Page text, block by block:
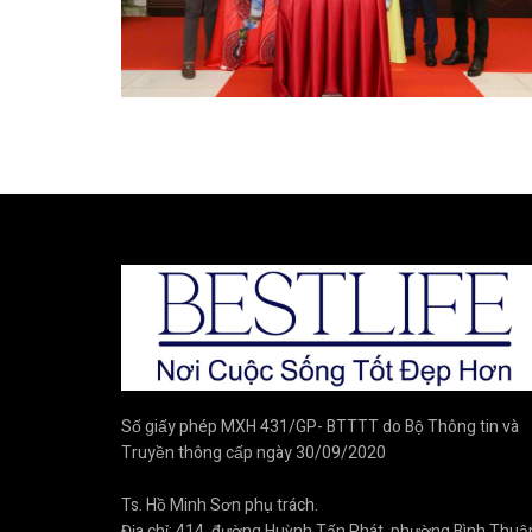
Số giấy phép MXH 431/GP- BTTTT do Bộ Thông tin và
Truyền thông cấp ngày 30/09/2020
Ts. Hồ Minh Sơn phụ trách.